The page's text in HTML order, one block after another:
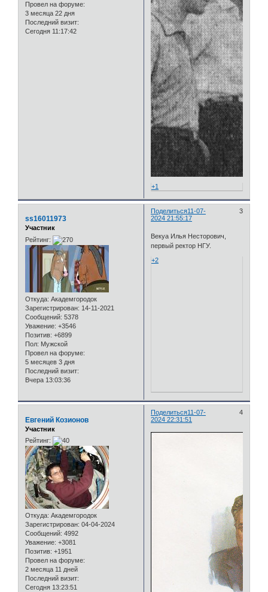
Провел на форуме:
3 месяца 22 дня
Последний визит:
Сегодня 11:17:42
+1
Поделиться 3
11-07-
2024 21:55:17
ss16011973
Участник
Рейтинг:
Откуда: Академгородок
Зарегистрирован: 14-11-2021
Сообщений: 5378
Уважение: +3546
Позитив: +6899
Пол: Мужской
Провел на форуме:
5 месяцев 3 дня
Последний визит:
Вчера 13:03:36
Векуа Илья Несторович,
первый ректор НГУ.
+2
Поделиться 4
11-07-
2024 22:31:51
Евгений Козионов
Участник
Рейтинг:
Откуда: Академгородок
Зарегистрирован: 04-04-2024
Сообщений: 4992
Уважение: +3081
Позитив: +1951
Провел на форуме:
2 месяца 11 дней
Последний визит:
Сегодня 13:23:51